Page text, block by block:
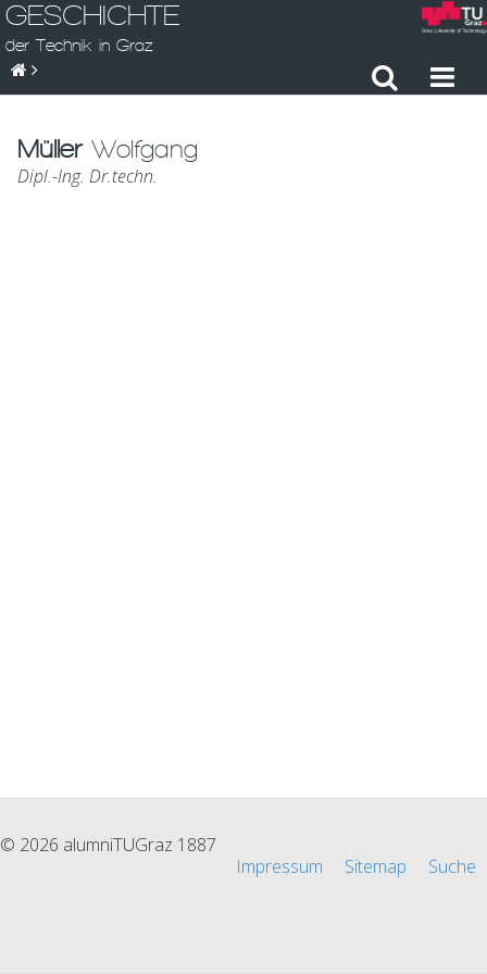
GESCHICHTE
der Technik in Graz
MüllerWolfgang
Dipl.-Ing. Dr.techn.
© 2026 alumniTUGraz 1887
Impressum
Sitemap Suche